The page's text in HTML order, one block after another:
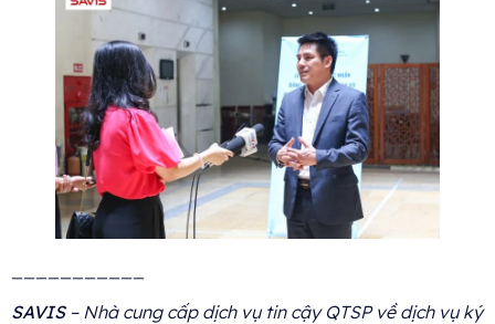
SAVIS – Nhà cung cấp dịch vụ tin cậy QTSP về dịch vụ ký